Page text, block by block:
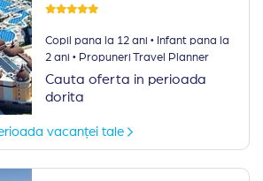
Copil pana la 12 ani ·Infant pana la
2 ani ·Propuneri Travel Planner
Cauta oferta in perioada
dorita
vacanței tale